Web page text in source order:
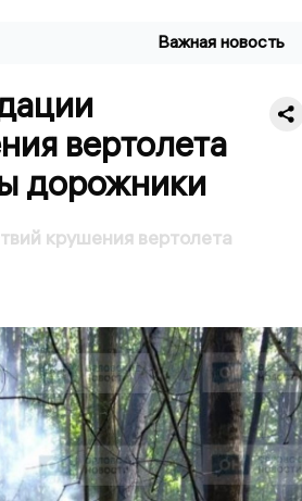
Важная новость
вертолета
дорожники
крушения вертолета